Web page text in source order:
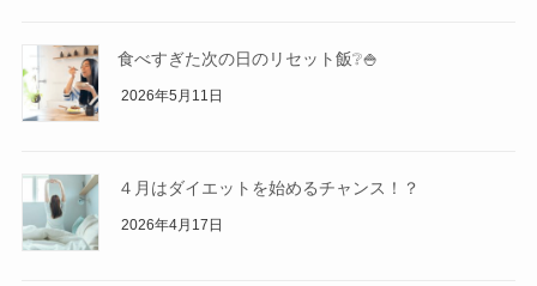
食べすぎた次の日のリセット飯❔🍚
2026年5月11日
４月はダイエットを始めるチャンス！？
2026年4月17日